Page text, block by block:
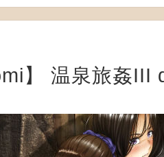
】 温泉旅姦III